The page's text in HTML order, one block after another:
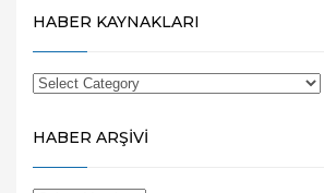
HABER KAYNAKLARI
HABER ARŞİVİ